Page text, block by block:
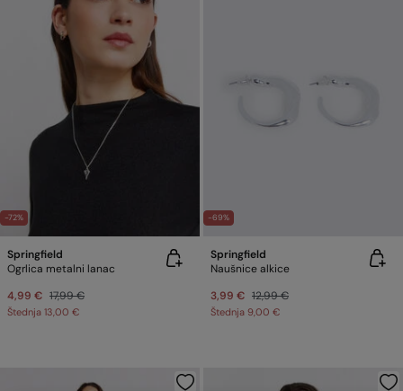
-72%
Springfield
Ogrlica metalni lanac
4,99 € 17,99 €
Štednja 13,00 €
-69%
Springfield
Naušnice alkice
3,99 € 12,99 €
Štednja 9,00 €